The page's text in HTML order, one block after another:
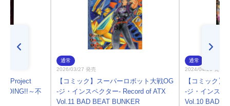
Project
～不
通常
2026/03/27 発売
【コミック】スーパーロボット大戦OG
-ジ・インスペクター- Record of ATX
Vol.11 BAD BEAT BUNKER
通常
2024/04/26 発売
【コミック】
-ジ・インスペ
Vol.10 BAD